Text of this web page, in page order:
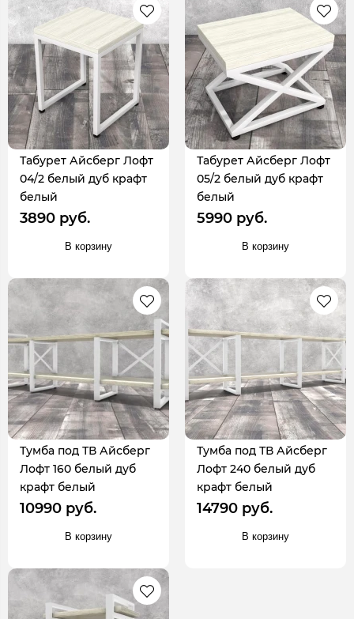
Табурет Айсберг Лофт
04/2 белый дуб крафт
белый
3890 руб.
В корзину
Табурет Айсберг Лофт
05/2 белый дуб крафт
белый
5990 руб.
В корзину
Тумба под ТВ Айсберг
Лофт 160 белый дуб
крафт белый
10990 руб.
В корзину
Тумба под ТВ Айсберг
Лофт 240 белый дуб
крафт белый
14790 руб.
В корзину